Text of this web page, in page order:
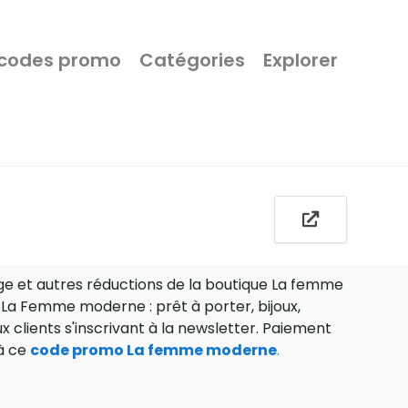
promo Catégories Explorer
et autres réductions de la boutique La femme
Femme moderne : prêt à porter, bijoux,
clients s'inscrivant à la newsletter. Paiement
ce code promo La femme moderne.